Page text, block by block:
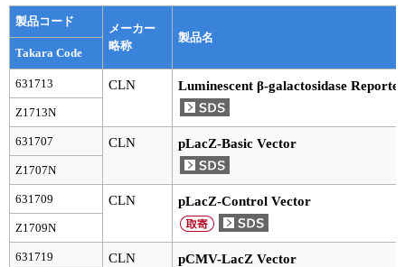
サンプル請求
プライマー・プローブ検索・注文
機器ソフトウェア・ベクター配列ダウンロード
実験ガイド
リアルタイムPCR実験ガイド
遺伝子検査ガイド（食品・水質・家畜他）
NGSポータルサイト
製品コード
メーカー
略称
製品名
Takara Code
631713 CLN Luminescent β-galactosidase
Z1713N
631707 CLN pLacZ-Basic Vector
Z1707N
631709 CLN pLacZ-Control Vector
Z1709N
631719 CLN pCMV-LacZ Vector